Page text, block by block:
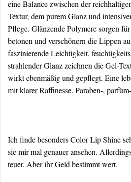
eine Balance zwischen der
Textur, dem purem Glanz und
Pflege. Glänzende Polymere sorgen
betonen und verschönern die Lippen
faszinierende Leichtigkeit,
strahlender Glanz zeichnen die Gel-
wirkt ebenmäßig und gepflegt. Eine
mit klarer Raffinesse. Paraben-,
Ich finde besonders Color Lip Shine
sie mir mal genauer ansehen.
teuer. Aber ihr Geld bestimmt wert.